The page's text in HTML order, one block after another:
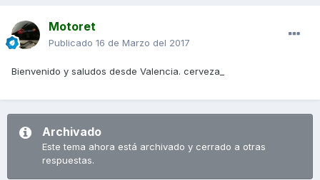
Motoret
Publicado 16 de Marzo del 2017
Bienvenido y saludos desde Valencia. cerveza_
Archivado
Este tema ahora está archivado y cerrado a otras
respuestas.